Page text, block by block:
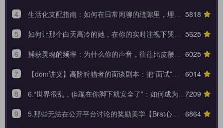
5818
4
生活化支配指南：如何在日常闲聊的缝隙里，埋下让她瞬间腿软的言语钩子？
5625
5
如何让那个白天高冷的她，在你的实时注视下哭着承认内心的荒芜？
6025
6
捕获灵魂的频率：为什么你的声音，往往比皮鞭更能让她战栗？
6014
7
【dom讲义】高阶狩猎者的面谈剧本：把“面试”变成一场让对方沉沦的心理外科手术。
7209
8
6.“世界很乱，但跪在你脚下就安全了”：如何成为 Brat 生命中唯一的锚点与终极归宿？【Brat心奴系列-第六期】
6864
9
5.那些无法在公开平台讨论的奖励美学【Brat心奴系列-第五期】